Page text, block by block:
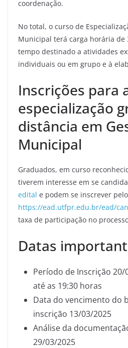
coordenação.
No total, o curso de
Municipal terá carga horária de
tempo destinado a atividades
individuais ou em grupo e à
Inscrições para
especialização
distância em
Municipal
Graduados, em curso
tiverem interesse em se
edital e podem se inscrever
https://ead.utfpr.edu.br/ead/
taxa de participação no
Datas
Período de Inscrição 20/
até as 19:30 horas
Data do vencimento do
inscrição 13/03/2025
Análise da
29/03/2025